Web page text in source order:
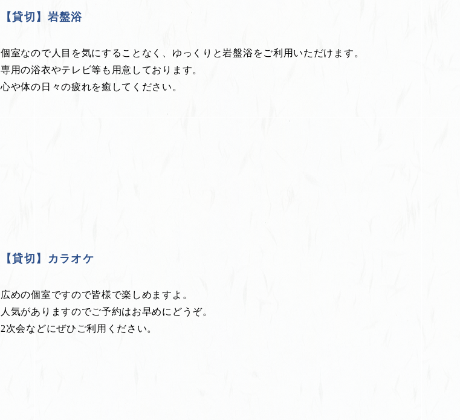
【貸切】岩盤浴
個室なので人目を気にすることなく、ゆっくりと岩盤浴をご利用いただけます。
専用の浴衣やテレビ等も用意しております。
心や体の日々の疲れを癒してください。
【貸切】カラオケ
広めの個室ですので皆様で楽しめますよ。
人気がありますのでご予約はお早めにどうぞ。
2次会などにぜひご利用ください。